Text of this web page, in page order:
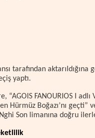
tarafından
yaptı.
“AGOIS FANOURIOS I
Hürmüz Boğazı’nı
Nghi Son limanına doğru